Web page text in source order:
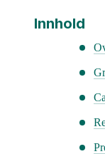
Innhold